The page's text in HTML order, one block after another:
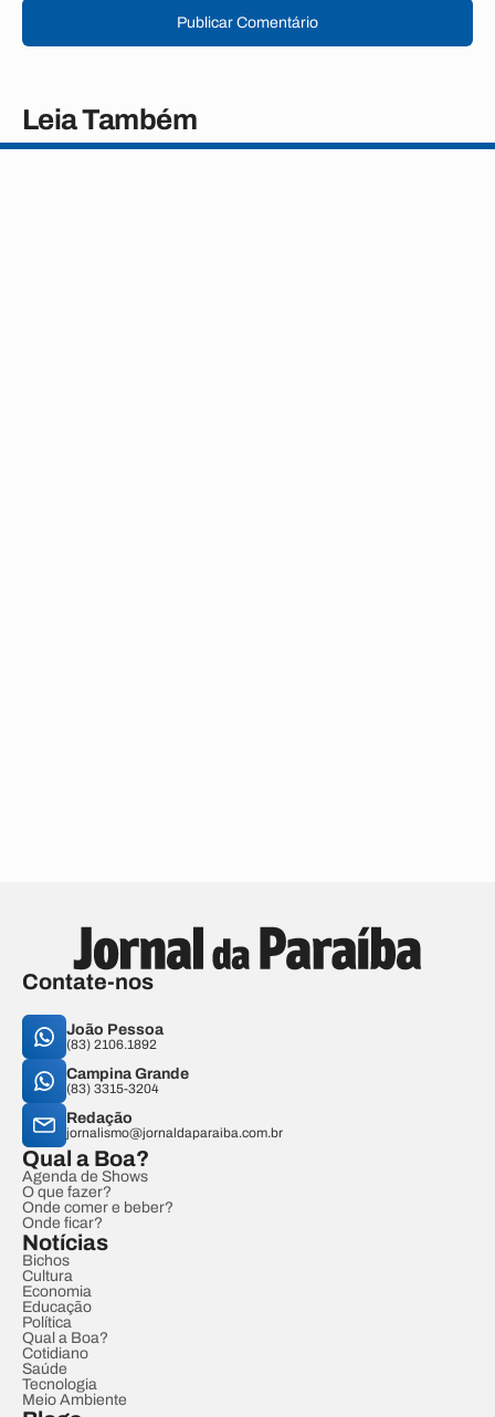
Publicar Comentário
Leia Também
Contate-nos
João Pessoa
(83) 2106.1892
Campina Grande
(83) 3315-3204
Redação
jornalismo@jornaldaparaiba.com.br
Qual a Boa?
Agenda de Shows
O que fazer?
Onde comer e beber?
Onde ficar?
Notícias
Bichos
Cultura
Economia
Educação
Política
Qual a Boa?
Cotidiano
Saúde
Tecnologia
Meio Ambiente